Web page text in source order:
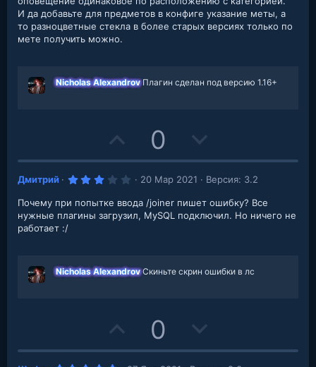
t
И да добавьте для предметов в конфиге указание меты, а
то разноцветные стекла в более старых версиях только по
мете получить можно.
Nicholas Alexandrov Плагин сделан под версию 1.16+
p
v
o
e
0
o
w
n
o
Дмитрий
3
0
з
20 Мар 2021 Версия: 3.2
Почему при попытке ввода /joiner пишет ошибку? Все
нужные плагины загрузил, MySQL подключил. Но ничего не
работает :/
Nicholas Alexandrov Скиньте скрин ошибки в лс
p
0
o